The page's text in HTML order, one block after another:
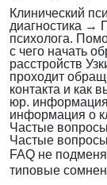
Клинический
диагностика →
психолога.
с чего начать
расстройств
проходит
контакта и как
юр. информация
информация о
Частые вопросы
Частые
FAQ не
типовые